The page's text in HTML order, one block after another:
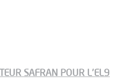
SAFRAN POUR L’EL9